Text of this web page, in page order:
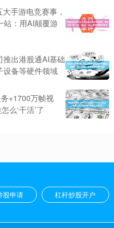
手游电竞赛事，
站：用AI颠覆游
推出港股通AI基础
设备等硬件领域
+1700万帧视
么‘干活’了
股申请 杠杆炒股开户